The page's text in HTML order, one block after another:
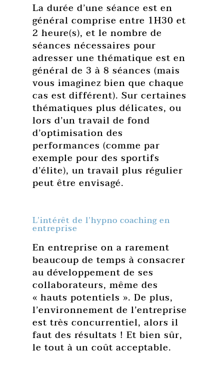
La durée d’une séance est en
général comprise entre 1H30 et
2 heure(s), et le nombre de
séances nécessaires pour
adresser une thématique est en
général de 3 à 8 séances (mais
vous imaginez bien que chaque
cas est différent). Sur certaines
thématiques plus délicates, ou
lors d’un travail de fond
d’optimisation des
performances (comme par
exemple pour des sportifs
d’élite), un travail plus régulier
peut être envisagé.
L’intérêt de l’hypno coaching en
entreprise
En entreprise on a rarement
beaucoup de temps à consacrer
au développement de ses
collaborateurs, même des
« hauts potentiels ». De plus,
l’environnement de l’entreprise
est très concurrentiel, alors il
faut des résultats ! Et bien sûr,
le tout à un coût acceptable.